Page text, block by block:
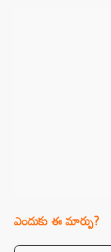
ఎందుకు ఈ మార్పు?